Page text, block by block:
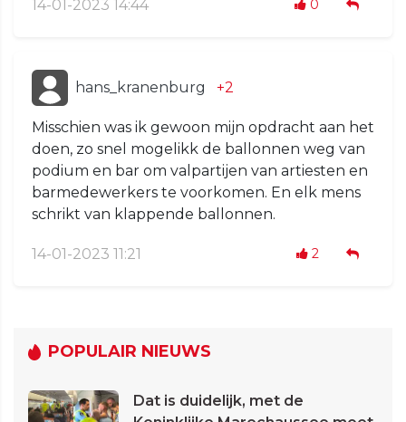
14-01-2023 14:44 0
hans_kranenburg +2
Misschien was ik gewoon mijn opdracht aan het
doen, zo snel mogelikk de ballonnen weg van
podium en bar om valpartijen van artiesten en
barmedewerkers te voorkomen. En elk mens
schrikt van klappende ballonnen.
14-01-2023 11:21 2
POPULAIR NIEUWS
Dat is duidelijk, met de